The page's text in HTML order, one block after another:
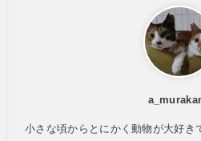
小さな頃からとにかく動物が大好き